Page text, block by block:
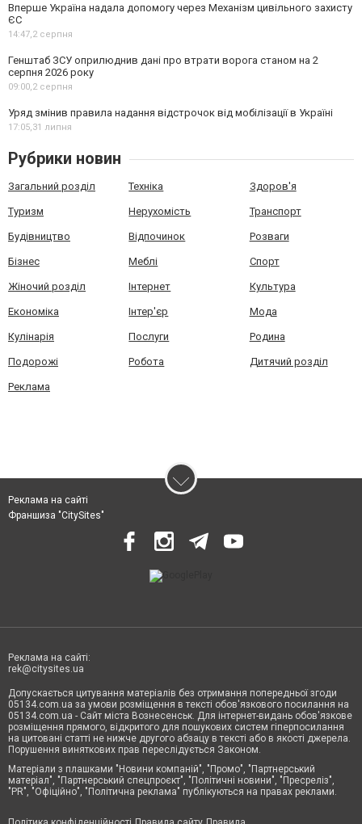
Вперше Україна надала допомогу через Механізм цивільного захисту
ЄС
14:47,2 серпня
Генштаб ЗСУ оприлюднив дані про втрати ворога станом на 2
серпня 2026 року
09:00,2 серпня
Уряд змінив правила надання відстрочок від мобілізації в Україні
17:05,31 липня
Рубрики новин
Загальний розділ Техніка Здоров'я
Туризм Нерухомість Транспорт
Будівництво Відпочинок Розваги
Бізнес Меблі Спорт
Жіночий розділ Інтернет Культура
Економіка Інтер'єр Мода
Кулінарія Послуги Родина
Подорожі Робота Дитячий розділ
Реклама
Реклама на сайті
Франшиза "CitySites"
Реклама на сайті:
rek@citysites.ua
Допускається цитування матеріалів без отримання попередньої згоди
05134.com.ua за умови розміщення в тексті обов'язкового посилання на
05134.com.ua - Сайт міста Вознесенськ. Для інтернет-видань обов'язкове
розміщення прямого, відкритого для пошукових систем гіперпосилання
на цитовані статті не нижче другого абзацу в тексті або в якості джерела.
Порушення виняткових прав переслідується Законом.
Матеріали з плашками "Новини компаній", "Промо", "Партнерський
матеріал", "Партнерський спецпроєкт", "Політичні новини", "Пресреліз",
"PR", "Офіційно", "Політична реклама" публікуються на правах реклами.